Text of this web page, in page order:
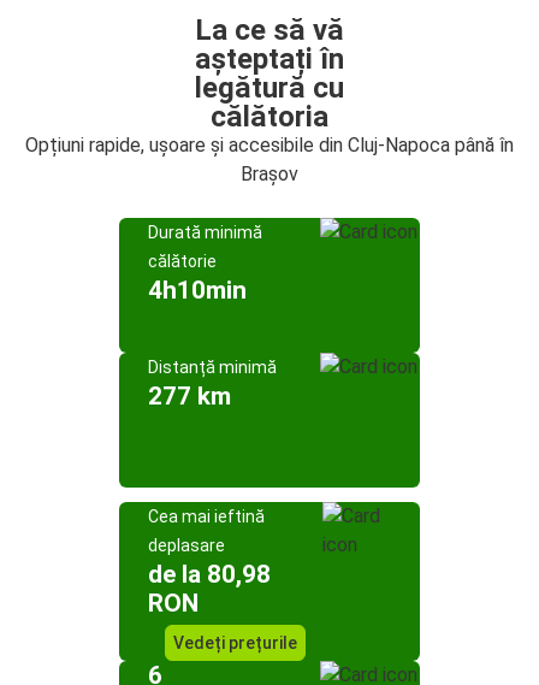
La ce să vă
așteptați în
legătură cu
călătoria
Opțiuni rapide, ușoare și accesibile din Cluj-Napoca până în
Brașov
Durată minimă
călătorie
4h10min
Distanță minimă
277 km
Cea mai ieftină
deplasare
de la 80,98
RON
Vedeți prețurile
6